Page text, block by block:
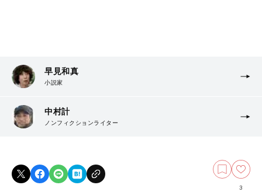
早見和真
小説家
中村計
ノンフィクションライター
3